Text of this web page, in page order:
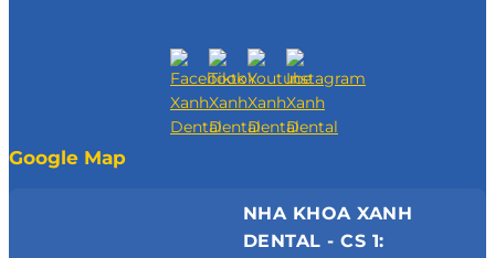
Google Map
NHA KHOA XANH
DENTAL - CS 1: